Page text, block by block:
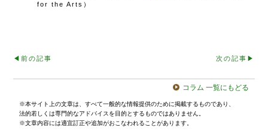
for the Arts）
◀︎前の記事 次の記事▶︎
コラム 一覧にもどる
※本サイト上の文章は、すべて一般的な情報提供のために掲載するものであり、
法的若しくは専門的なアドバイスを目的とするものではありません。
※文章内容には適宜訂正や追加がおこなわれることがあります。